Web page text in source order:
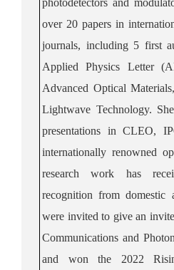
over 20 papers in
journals, including 5 first
Applied Physics Letter
Advanced Optical
Lightwave Technology.
presentations in CLEO,
internationally renowned
researchwork has
recognition from domestic
were invited to give an
Communications and
and won the 2022